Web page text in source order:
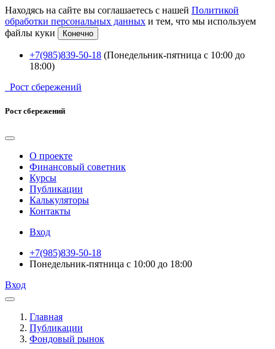
Находясь на сайте вы соглашаетесь с нашей Политикой
обработки персональных данных и тем, что мы используем
файлы куки
Конечно
+7(985)839-50-18 (Понедельник-пятница с 10:00 до
18:00)
Рост сбережений
Рост сбережений
О проекте
Финансовый советник
Курсы
Публикации
Калькуляторы
Контакты
Вход
+7(985)839-50-18
Понедельник-пятница с 10:00 до 18:00
Вход
Главная
Публикации
Фондовый рынок